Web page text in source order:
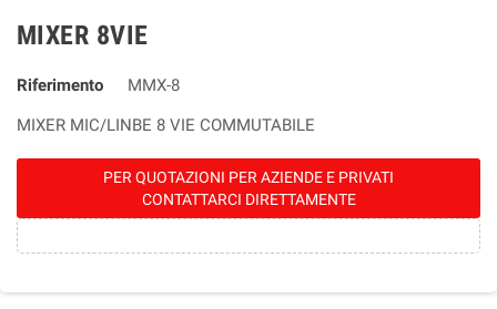
MIXER 8VIE
Riferimento
MMX-8
MIXER MIC/LINBE 8 VIE COMMUTABILE
PER QUOTAZIONI PER AZIENDE E PRIVATI
CONTATTARCI DIRETTAMENTE